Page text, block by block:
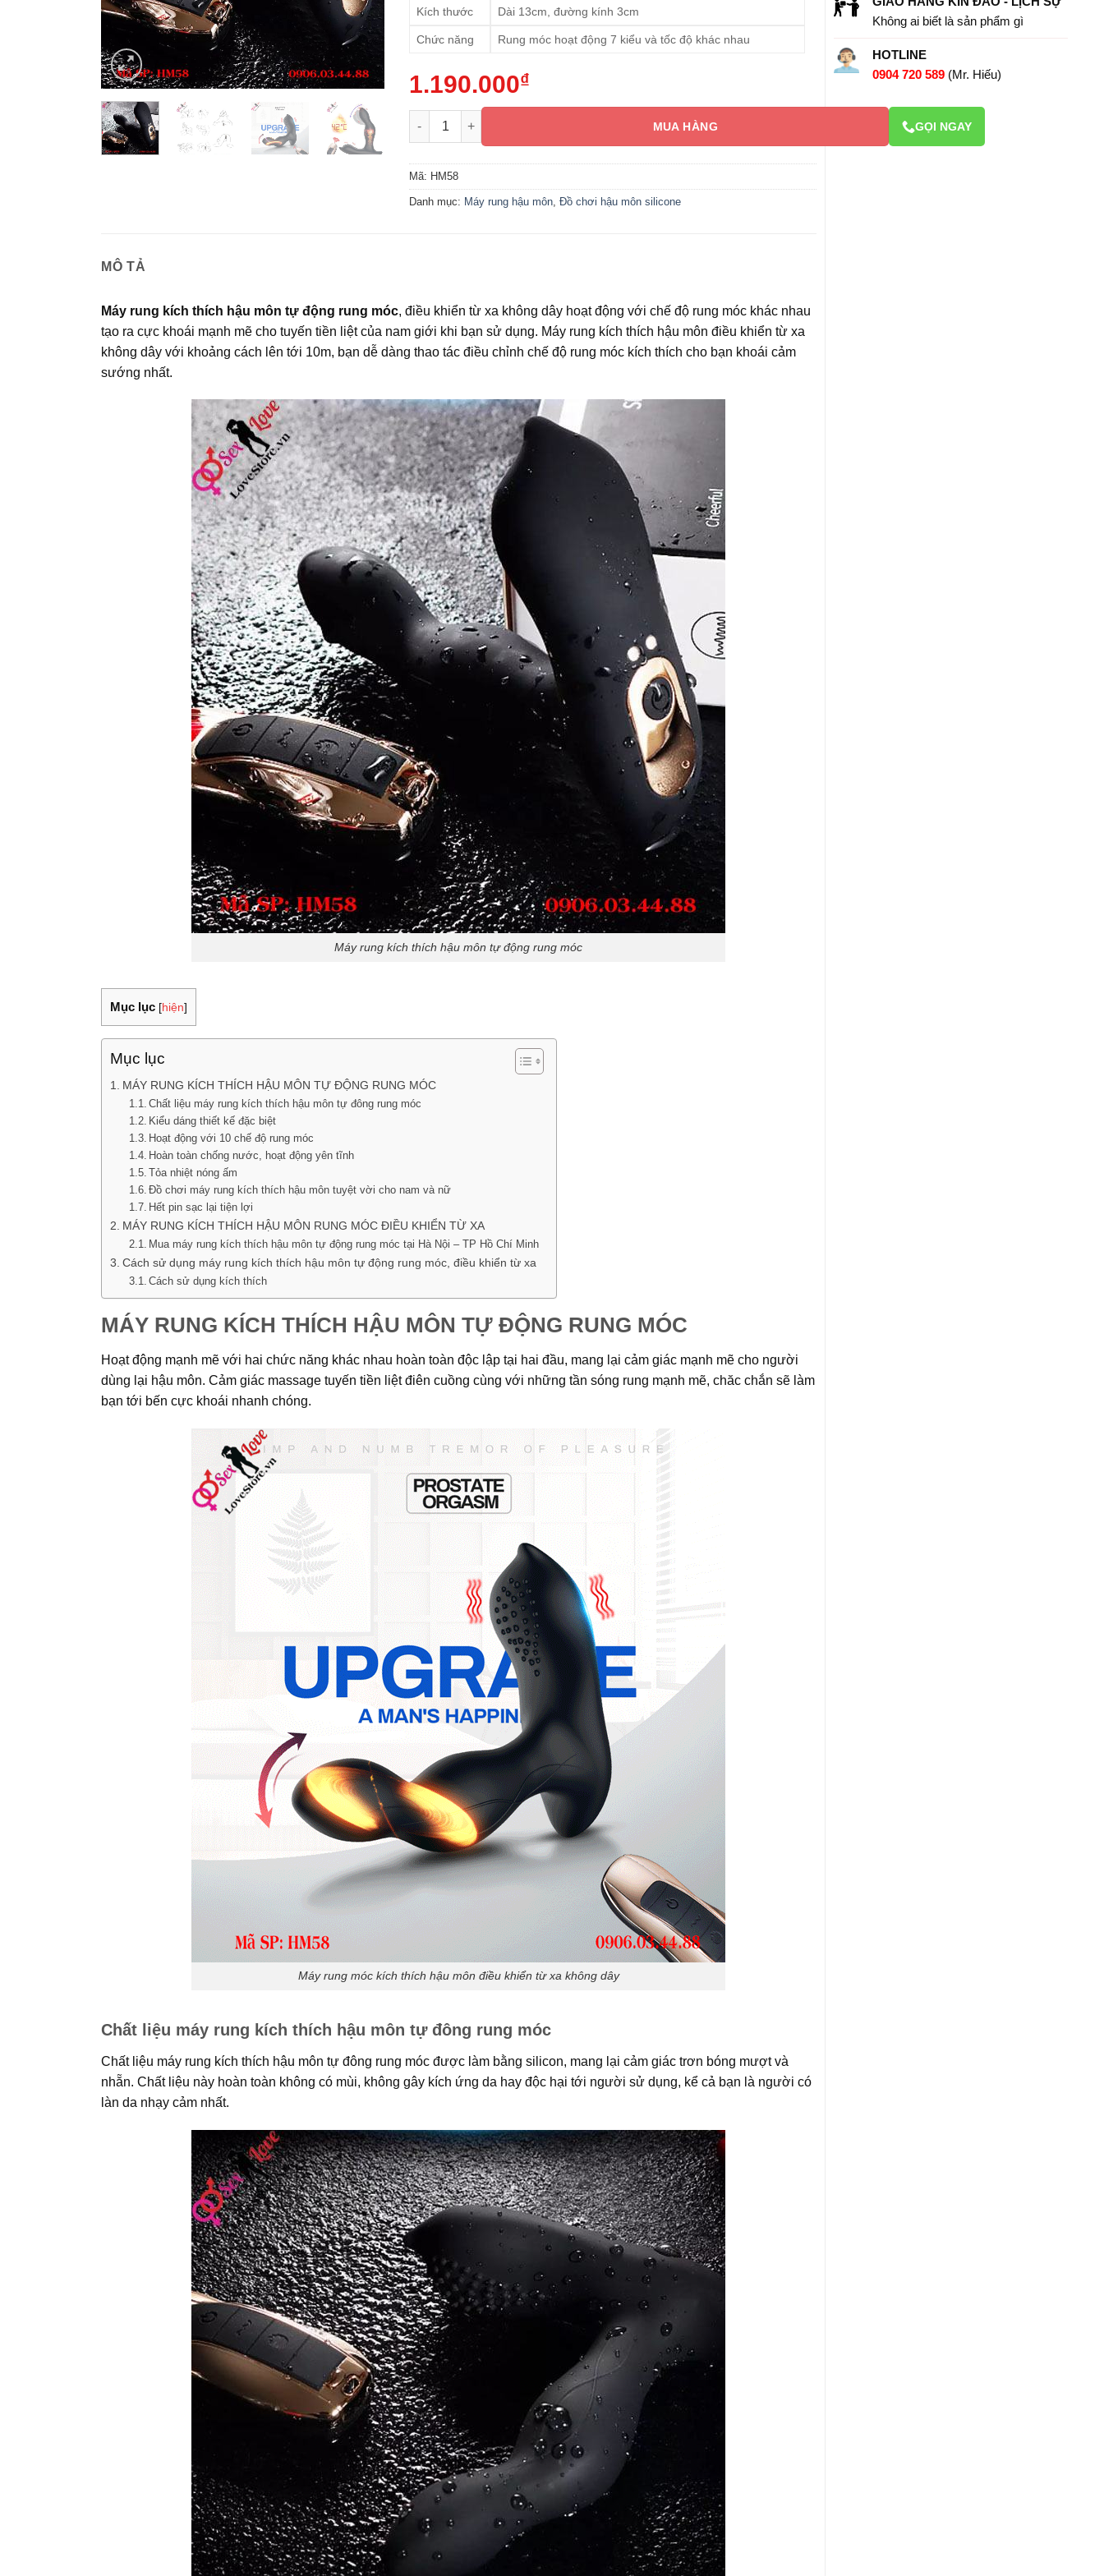
Không ai biết là sản phẩm gì
HOTLINE
0904 720 589 (Mr. Hiếu)
Kích thước Dài 13cm, đường kính 3cm
Chức năng Rung móc hoạt động 7 kiểu và tốc độ khác nhau
1.190.000₫
Máy rung kích thích hậu môn tự động rung móc, điều khiển từ xa HM58 số lượng
MUA HÀNG GỌI NGAY
Mã: HM58
Danh mục: Máy rung hậu môn ,Đồ chơi hậu môn silicone
MÔ TẢ
Máy rung kích thích hậu môn tự động rung móc, điều khiển từ xa không dây hoạt động với chế độ rung móc khác nhau
tạo ra cực khoái mạnh mẽ cho tuyến tiền liệt của nam giới khi bạn sử dụng. Máy rung kích thích hậu môn điều khiển từ xa
không dây với khoảng cách lên tới 10m, bạn dễ dàng thao tác điều chỉnh chế độ rung móc kích thích cho bạn khoái cảm
sướng nhất.
Máy rung kích thích hậu môn tự động rung móc
Mục lục [hiện]
Mục lục
MÁY RUNG KÍCH THÍCH HẬU MÔN TỰ ĐỘNG RUNG MÓC
Chất liệu máy rung kích thích hậu môn tự đông rung móc
Kiểu dáng thiết kế đặc biệt
Hoạt động với 10 chế độ rung móc
Hoàn toàn chống nước, hoạt động yên tĩnh
Tỏa nhiệt nóng ấm
Đồ chơi máy rung kích thích hậu môn tuyệt vời cho nam và nữ
Hết pin sạc lại tiện lợi
MÁY RUNG KÍCH THÍCH HẬU MÔN RUNG MÓC ĐIỀU KHIỂN TỪ XA
Mua máy rung kích thích hậu môn tự động rung móc tại Hà Nội – TP Hồ Chí Minh
Cách sử dụng máy rung kích thích hậu môn tự động rung móc, điều khiển từ xa
Cách sử dụng kích thích
MÁY RUNG KÍCH THÍCH HẬU MÔN TỰ ĐỘNG RUNG MÓC
Hoạt động mạnh mẽ với hai chức năng khác nhau hoàn toàn độc lập tại hai đầu, mang lại cảm giác mạnh mẽ cho người
dùng lại hậu môn. Cảm giác massage tuyến tiền liệt điên cuồng cùng với những tần sóng rung mạnh mẽ, chăc chắn sẽ làm
bạn tới bến cực khoái nhanh chóng.
Máy rung móc kích thích hậu môn điều khiển từ xa không dây
Chất liệu máy rung kích thích hậu môn tự đông rung móc
Chất liệu máy rung kích thích hậu môn tự đông rung móc được làm bằng silicon, mang lại cảm giác trơn bóng mượt và
nhẵn. Chất liệu này hoàn toàn không có mùi, không gây kích ứng da hay độc hại tới người sử dụng, kể cả bạn là người có
làn da nhạy cảm nhất.